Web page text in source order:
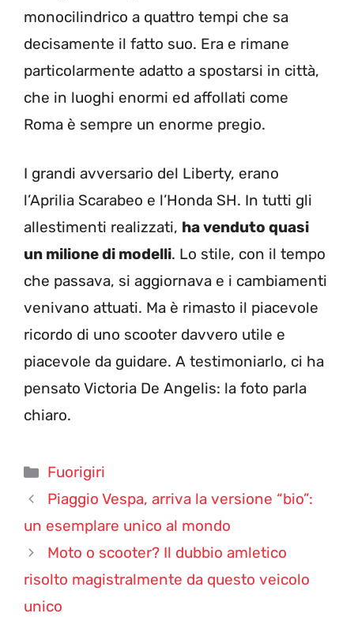
monocilindrico a quattro tempi che sa
decisamente il fatto suo. Era e rimane
particolarmente adatto a spostarsi in città,
che in luoghi enormi ed affollati come
Roma è sempre un enorme pregio.
I grandi avversario del Liberty, erano
l’Aprilia Scarabeo e l’Honda SH. In tutti gli
allestimenti realizzati, ha venduto quasi
un milione di modelli. Lo stile, con il tempo
che passava, si aggiornava e i cambiamenti
venivano attuati. Ma è rimasto il piacevole
ricordo di uno scooter davvero utile e
piacevole da guidare. A testimoniarlo, ci ha
pensato Victoria De Angelis: la foto parla
chiaro.
Categorie
Fuorigiri
Piaggio Vespa, arriva la versione “bio”:
un esemplare unico al mondo
Moto o scooter? Il dubbio amletico
risolto magistralmente da questo veicolo
unico